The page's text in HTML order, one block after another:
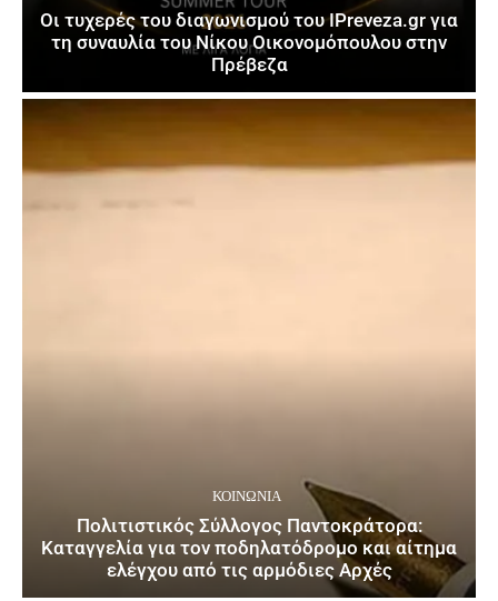
Οι τυχερές του διαγωνισμού του IPreveza.gr για
τη συναυλία του Νίκου Οικονομόπουλου στην
Πρέβεζα
ΚΟΙΝΩΝΙΑ
Πολιτιστικός Σύλλογος Παντοκράτορα:
Καταγγελία για τον ποδηλατόδρομο και αίτημα
ελέγχου από τις αρμόδιες Αρχές